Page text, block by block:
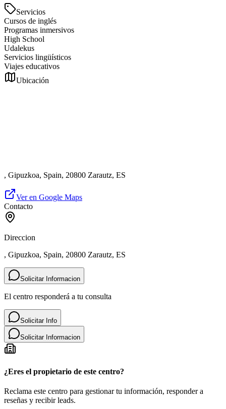
Servicios
Cursos de inglés
Programas inmersivos
High School
Udalekus
Servicios lingüísticos
Viajes educativos
Ubicación
, Gipuzkoa, Spain, 20800 Zarautz, ES
Ver en Google Maps
Contacto
Direccion
, Gipuzkoa, Spain, 20800 Zarautz, ES
Solicitar Informacion
El centro responderá a tu consulta
Solicitar Info
Solicitar Informacion
¿Eres el propietario de este centro?
Reclama este centro para gestionar tu información, responder a
reseñas y recibir leads.